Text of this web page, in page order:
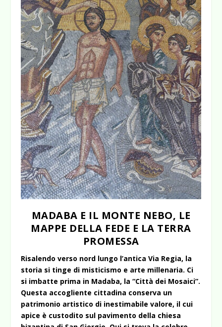
MADABA E IL MONTE NEBO, LE
MAPPE DELLA FEDE E LA TERRA
PROMESSA
Risalendo verso nord lungo l’antica Via Regia, la
storia si tinge di misticismo e arte millenaria. Ci
si imbatte prima in Madaba, la “Città dei Mosaici”.
Questa accogliente cittadina conserva un
patrimonio artistico di inestimabile valore, il cui
apice è custodito sul pavimento della chiesa